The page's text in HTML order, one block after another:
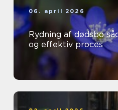
06. april 2026
Rydning af dødsbo sådan foregår en tryg
og effektiv proces